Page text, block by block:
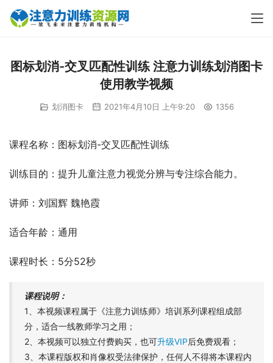
图标划消-交叉匹配性训练 注意力训练划消图卡
使用教学视频
划消图卡 2021年4月10日 上午9:20 1356
课程名称：图标划消-交叉匹配性训练
训练目的：提升儿童注意力视觉分辨与专注综合能力。
讲师：刘国辉 魏艳霞
适合年龄：通用
课程时长：5分52秒
课程说明：
1、本视频课程属于《注意力训练师》培训系列课程组成部
分，适合一线教师学习之用；
2、本视频可以独立付费购买，也可升级VIP后免费观看；
3、本课程版权和肖像权受法律保护，任何人不得将本课程内